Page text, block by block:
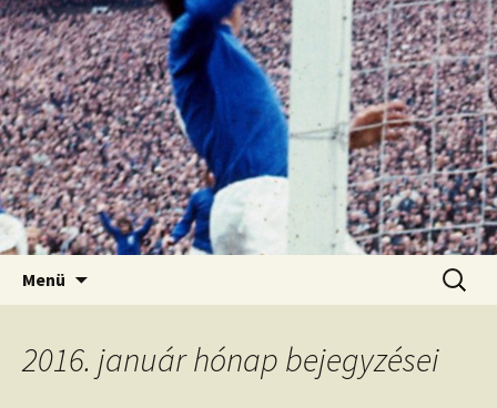
Old Firm blog
Kordon nélkül
Menü
2016. január hónap bejegyzései